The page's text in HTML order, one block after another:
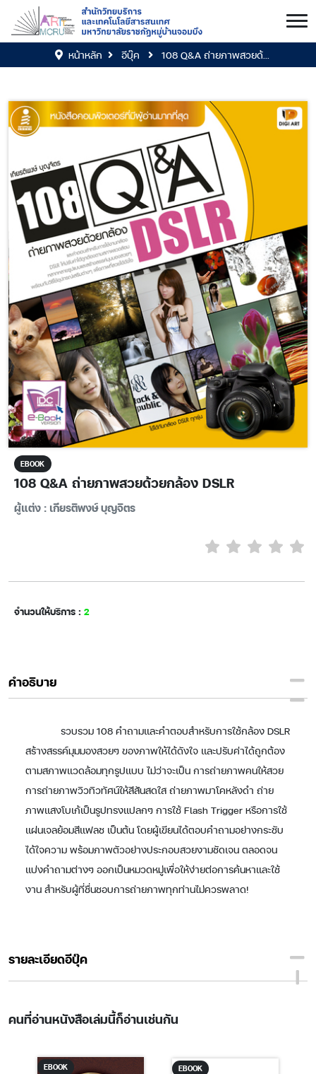
หน้าหลัก อีบุ๊ค 108 Q&A ถ่ายภาพสวยด้...
EBOOK
108 Q&A ถ่ายภาพสวยด้วยกล้อง DSLR
ผู้แต่ง : เกียรติพงษ์ บุญจิตร
จำนวนให้บริการ : 2
คำอธิบาย
รวบรวม 108 คำถามและคำตอบสำหรับการใช้กล้อง DSLR
สร้างสรรค์มุมมองสวยๆ ของภาพให้ได้ดังใจ และปรับค่าได้ถูกต้อง
ตามสภาพแวดล้อมทุกรูปแบบ ไม่ว่าจะเป็น การถ่ายภาพคนให้สวย
การถ่ายภาพวิวทิวทัศน์ให้สีสันสดใส ถ่ายภาพมาโคหลังดำ ถ่าย
ภาพแสงโบเก้เป็นรูปทรงแปลกๆ การใช้ Flash Trigger หรือการใช้
แผ่นเจลย้อมสีแฟลช เป็นต้น โดยผู้เขียนได้ตอบคำถามอย่างกระชับ
ได้ใจความ พร้อมภาพตัวอย่างประกอบสวยงามชัดเจน ตลอดจน
แบ่งคำถามต่างๆ ออกเป็นหมวดหมู่เพื่อให้ง่ายต่อการค้นหาและใช้
งาน สำหรับผู้ที่ชื่นชอบการถ่ายภาพทุกท่านไม่ควรพลาด!
รายละเอียดอีบุ๊ค
คนที่อ่านหนังสือเล่มนี้ก็อ่านเช่นกัน
EBOOK EBOOK